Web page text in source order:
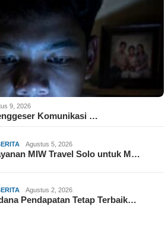
9, 2026
Komunikasi …
Agustus 5, 2026
MIW Travel Solo untuk M…
Agustus 2, 2026
Pendapatan Tetap Terbaik…